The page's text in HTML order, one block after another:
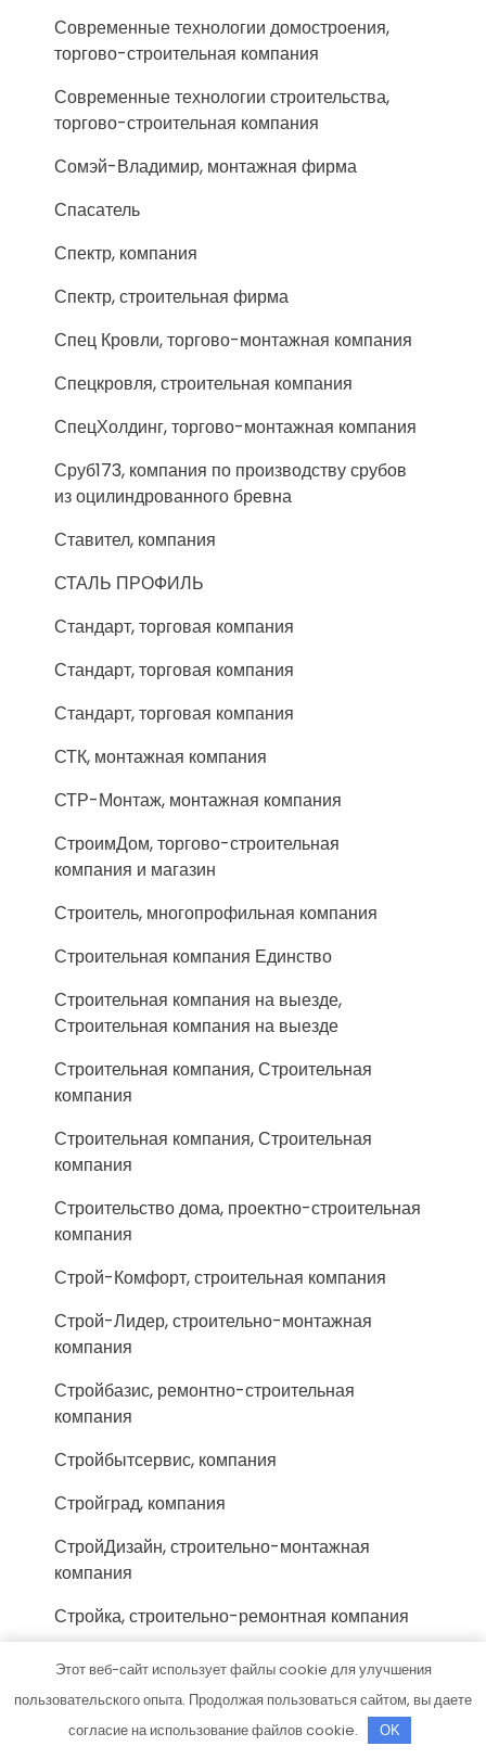
Современные технологии домостроения,
торгово-строительная компания
Современные технологии строительства,
торгово-строительная компания
Сомэй-Владимир, монтажная фирма
Спасатель
Спектр, компания
Спектр, строительная фирма
Спец Кровли, торгово-монтажная компания
Спецкровля, строительная компания
СпецХолдинг, торгово-монтажная компания
Сруб173, компания по производству срубов
из оцилиндрованного бревна
Ставител, компания
СТАЛЬ ПРОФИЛЬ
Стандарт, торговая компания
Стандарт, торговая компания
Стандарт, торговая компания
СТК, монтажная компания
СТР-Монтаж, монтажная компания
СтроимДом, торгово-строительная
компания и магазин
Строитель, многопрофильная компания
Строительная компания Единство
Строительная компания на выезде,
Строительная компания на выезде
Строительная компания, Строительная
компания
Строительная компания, Строительная
компания
Строительство дома, проектно-строительная
компания
Строй-Комфорт, строительная компания
Строй-Лидер, строительно-монтажная
компания
Стройбазис, ремонтно-строительная
компания
Стройбытсервис, компания
Стройград, компания
СтройДизайн, строительно-монтажная
компания
Стройка, строительно-ремонтная компания
СтройКом, торгово-строительная компания
СтройМастер, магазин строительных
материалов
Этот веб-сайт использует файлы cookie для улучшения
пользовательского опыта. Продолжая пользоваться сайтом, вы даете
согласие на использование файлов cookie.
OK